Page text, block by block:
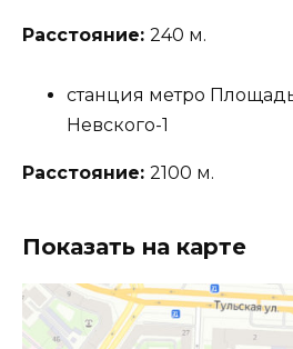
Расстояние: 240 м.
станция метро
Невского-1
Расстояние: 2100 м.
Показать на карте